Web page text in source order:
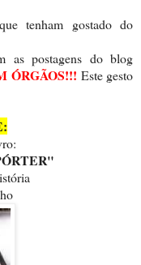
tenham gostado do
as postagens do blog
ÓRGÃOS!!! Este gesto